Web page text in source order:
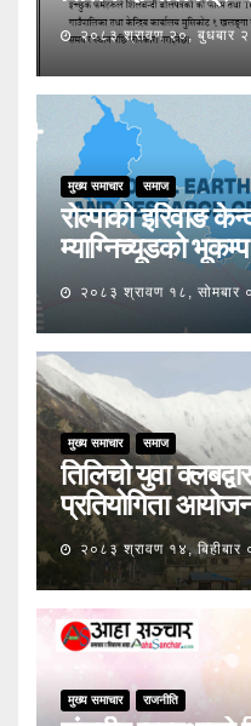
२०८३ श्रावण २०, बुधबार
मुख्य समाचार समाज
रोल्पाको इरिवाङ
म्याग्निच्यूडको भूकम्प
२०८३ श्रावण १८, सोमबार
मुख्य समाचार समाज
तिलिचो युवा
प्रतियोगिता
२०८३ श्रावण १४,
मुख्य समाचार राजनीति